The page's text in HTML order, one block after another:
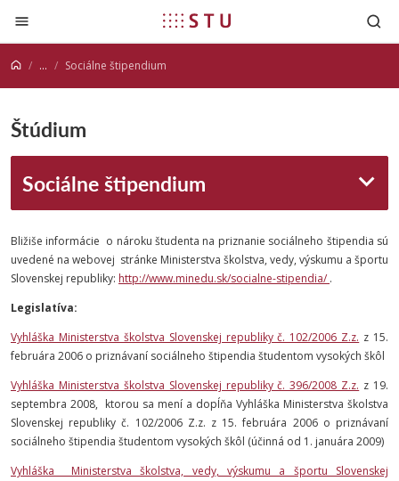
Prejsť na obsah
... Sociálne štipendium
Štúdium
Sociálne štipendium
Bližiše informácie o nároku študenta na priznanie sociálneho štipendia sú
uvedené na webovej stránke Ministerstva školstva, vedy, výskumu a športu
Slovenskej republiky: http://www.minedu.sk/socialne-stipendia/ .
Legislatíva:
Vyhláška Ministerstva školstva Slovenskej republiky č. 102/2006 Z.z. z 15.
februára 2006 o priznávaní sociálneho štipendia študentom vysokých škôl
Vyhláška Ministerstva školstva Slovenskej republiky č. 396/2008 Z.z. z 19.
septembra 2008, ktorou sa mení a dopĺňa Vyhláška Ministerstva školstva
Slovenskej republiky č. 102/2006 Z.z. z 15. februára 2006 o priznávaní
sociálneho štipendia študentom vysokých škôl (účinná od 1. januára 2009)
Vyhláška Ministerstva školstva, vedy, výskumu a športu Slovenskej